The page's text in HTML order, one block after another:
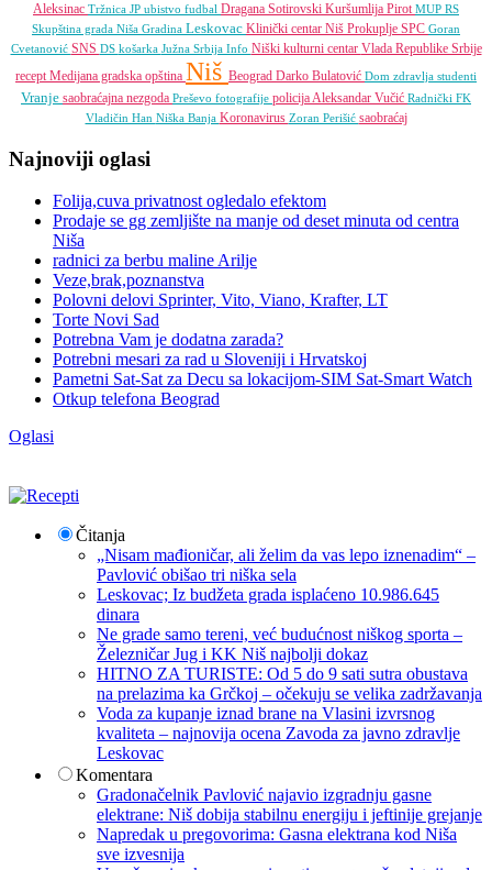
Aleksinac Tržnica JP ubistvo fudbal Dragana Sotirovski Kuršumlija PirotMUP RS
Skupština grada Niša Gradina Leskovac Klinički centar Niš Prokuplje SPC Goran
Cvetanović SNS DS košarka Južna Srbija Info Niški kulturni centar Vlada Republike Srbije
receptMedijana gradska opština Niš Beograd Darko Bulatović Dom zdravlja studenti
Vranje saobraćajna nezgoda Preševo fotografije policijaAleksandar Vučić Radnički FK
Vladičin Han Niška Banja Koronavirus Zoran Perišić saobraćaj
Najnoviji oglasi
Folija,cuva privatnost ogledalo efektom
Prodaje se gg zemljište na manje od deset minuta od centra
Niša
radnici za berbu maline Arilje
Veze,brak,poznanstva
Polovni delovi Sprinter, Vito, Viano, Krafter, LT
Torte Novi Sad
Potrebna Vam je dodatna zarada?
Potrebni mesari za rad u Sloveniji i Hrvatskoj
Pametni Sat-Sat za Decu sa lokacijom-SIM Sat-Smart Watch
Otkup telefona Beograd
Oglasi
Čitanja
„Nisam mađioničar, ali želim da vas lepo iznenadim“ –
Pavlović obišao tri niška sela
Leskovac; Iz budžeta grada isplaćeno 10.986.645
dinara
Ne grade samo tereni, već budućnost niškog sporta –
Železničar Jug i KK Niš najbolji dokaz
HITNO ZA TURISTE: Od 5 do 9 sati sutra obustava
na prelazima ka Grčkoj – očekuju se velika zadržavanja
Voda za kupanje iznad brane na Vlasini izvrsnog
kvaliteta – najnovija ocena Zavoda za javno zdravlje
Leskovac
Komentara
Gradonačelnik Pavlović najavio izgradnju gasne
elektrane: Niš dobija stabilnu energiju i jeftinije grejanje
Napredak u pregovorima: Gasna elektrana kod Niša
sve izvesnija